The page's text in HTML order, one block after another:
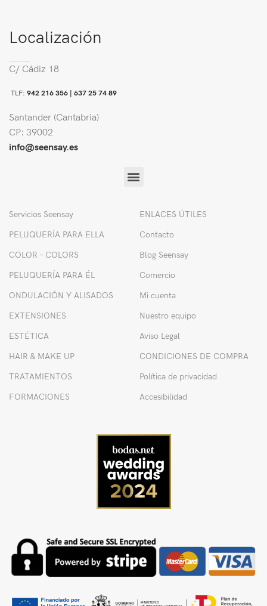
Localización
C/ Cádiz 18
TLF:942 216 356 |637 25 74 89
Santander (Cantabria)
CP: 39002
info@seensay.es
Servicios Seensay
PELUQUERÍA PARA ELLA
COLOR – COLORS
PELUQUERÍA PARA ÉL
ONDULACIÓN Y ALISADOS
EXTENSIONES
ESTÉTICA
HAIR & MAKE UP
TRATAMIENTOS
FORMACIONES
ENLACES ÚTILES
Contacto
Blog Seensay
Comercio
Mi cuenta
Nuestro equipo
Aviso Legal
CONDICIONES DE COMPRA
Política de privacidad
Accesibilidad